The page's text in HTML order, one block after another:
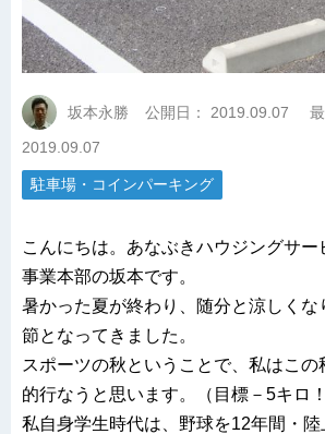
坂本永勝 公開日： 2019.09.07
2019.09.07
駐車場・コインパーキング
こんにちは。あなぶきハウジングサ
事業本部の坂本です。
暑かった夏が終わり、随分と涼しくな
節となってきました。
スポーツの秋ということで、私はこ
的行なうと思います。（目標－5キロ！
私自身学生時代は、野球を12年間・